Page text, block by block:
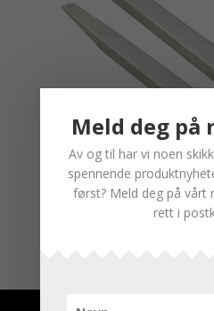
Meld deg på
Av og til har vi noen
spennende
først? Meld deg på vårt
rett i